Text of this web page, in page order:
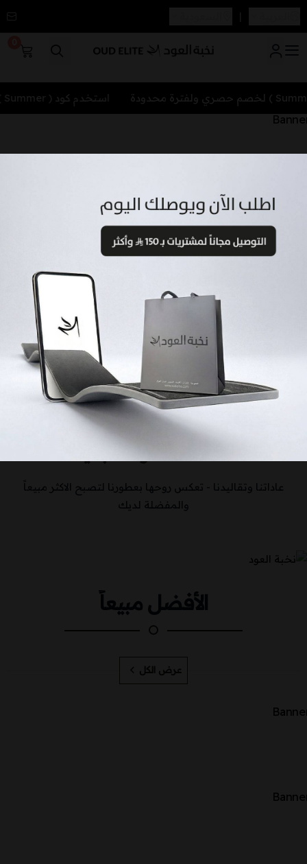
نخبة العود
استخدم كود ( Summer ) لخصم حصري ولفترة محدودة
والثاني مجاناً – أضف منتجَين على الأقل إلى السلة
اشتر 1+1 مجاناً
عرض الكل
أكتشف عطرك الجديد
عاداتنا وتقاليدنا - تعكس روحها بعطورنا لتصبح الاكثر مبيعاً
والمفضلة لديك
الأفضل مبيعاً
عرض الكل